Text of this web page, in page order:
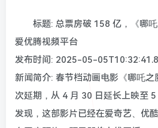
标题: 总票房破 158 亿，《哪
爱优腾视频平台
发布时间: 2025-05-
新闻简介: 春节档动画电影《哪吒
次延期，从 4 月 30 日延长上映至
发现，这部影片已经在爱奇艺、优